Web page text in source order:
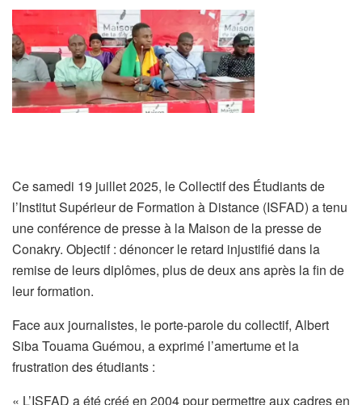
Ce samedi 19 juillet 2025, le Collectif des Étudiants de
l’Institut Supérieur de Formation à Distance (ISFAD) a tenu
une conférence de presse à la Maison de la presse de
Conakry. Objectif : dénoncer le retard injustifié dans la
remise de leurs diplômes, plus de deux ans après la fin de
leur formation.
Face aux journalistes, le porte-parole du collectif, Albert
Siba Touama Guémou, a exprimé l’amertume et la
frustration des étudiants :
« L’ISFAD a été créé en 2004 pour permettre aux cadres en